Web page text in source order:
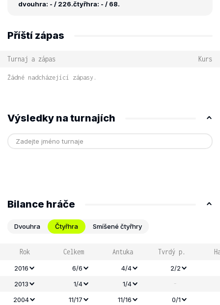
dvouhra: - / 226.čtyřhra: - / 68.
Příští zápas
Turnaj a zápas Kurs
Žádné nadcházející zápasy.
Výsledky na turnajích
Bilance hráče
Dvouhra Čtyřhra Smíšené čtyřhry
Rok Celkem Antuka Tvrdý p.
2016 6/6 4/4
2/2
2013
1/4 1/4 -
2004 11/17 11/16
0/1